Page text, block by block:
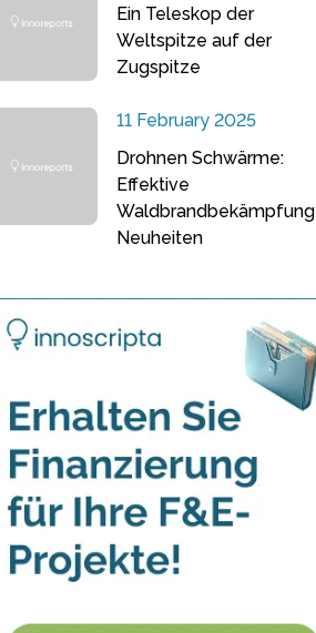
Ein Teleskop der
Weltspitze auf der
Zugspitze
11 February 2025
Drohnen Schwärme:
Effektive
Waldbrandbekämpfung
Neuheiten